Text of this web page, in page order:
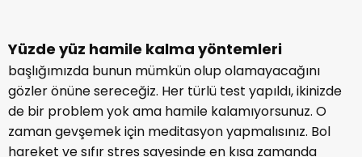
Yüzde yüz hamile kalma yöntemleri
başlığımızda bunun mümkün olup olamayacağını
gözler önüne sereceğiz. Her türlü test yapıldı, ikinizde
de bir problem yok ama hamile kalamıyorsunuz. O